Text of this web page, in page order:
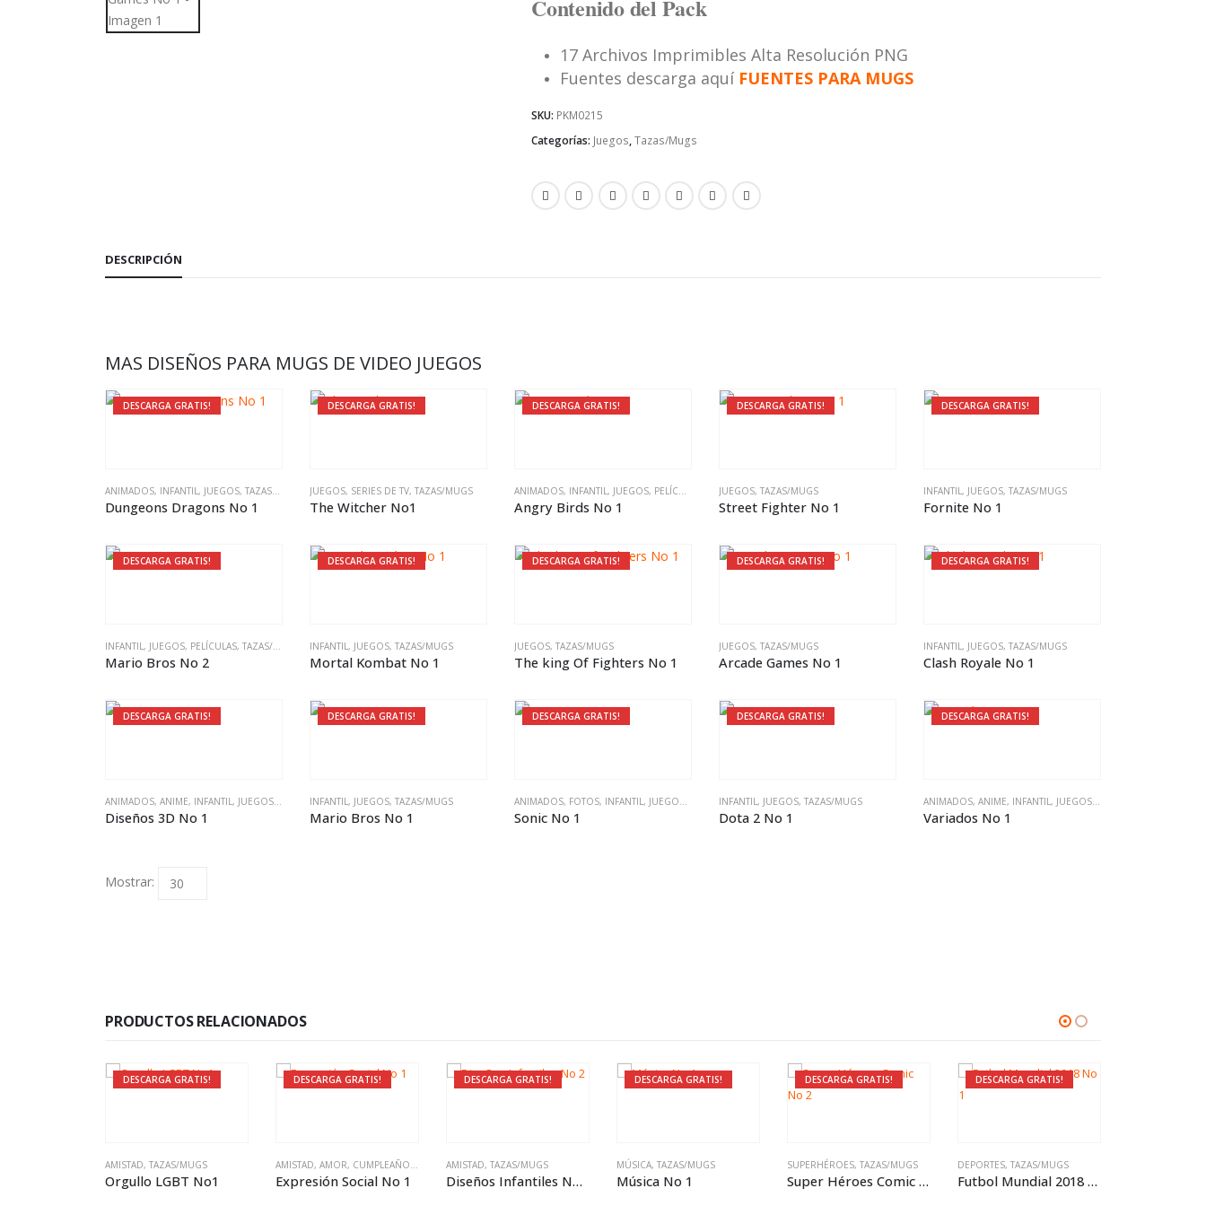
Contenido del Pack
17 Archivos Imprimibles Alta Resolución PNG
Fuentes descarga aquí FUENTES PARA MUGS
SKU: PKM0215
Categorías: Juegos,Tazas/Mugs
DESCRIPCIÓN
MAS DISEÑOS PARA MUGS DE VIDEO JUEGOS
DESCARGA GRATIS!
ANIMADOS, INFANTIL, JUEGOS, TAZAS/MUGS VARIADO
Dungeons Dragons No 1
DESCARGA GRATIS!
JUEGOS, SERIES DE TV, TAZAS/MUGS
The Witcher No1
DESCARGA GRATIS!
ANIMADOS, INFANTIL, JUEGOS, PELÍCULAS TAZAS/MUGS
Angry Birds No 1
DESCARGA GRATIS!
JUEGOS, TAZAS/MUGS
Street Fighter No 1
DESCARGA GRATIS!
INFANTIL, JUEGOS, TAZAS/MUGS
Fornite No 1
DESCARGA GRATIS!
INFANTIL, JUEGOS, PELÍCULAS, TAZAS/MUGS
Mario Bros No 2
DESCARGA GRATIS!
INFANTIL, JUEGOS, TAZAS/MUGS
Mortal Kombat No 1
DESCARGA GRATIS!
JUEGOS, TAZAS/MUGS
The king Of Fighters No 1
DESCARGA GRATIS!
JUEGOS, TAZAS/MUGS
Arcade Games No 1
DESCARGA GRATIS!
INFANTIL, JUEGOS, TAZAS/MUGS
Clash Royale No 1
DESCARGA GRATIS!
ANIMADOS, ANIME, INFANTIL, JUEGOS,PELÍCULAS,SERIES DE TV, TAZAS/MUGS
Diseños 3D No 1
DESCARGA GRATIS!
INFANTIL, JUEGOS, TAZAS/MUGS
Mario Bros No 1
DESCARGA GRATIS!
ANIMADOS, FOTOS, INFANTIL, JUEGOS , TAZAS/MUGS
Sonic No 1
DESCARGA GRATIS!
INFANTIL, JUEGOS, TAZAS/MUGS
Dota 2 No 1
DESCARGA GRATIS!
ANIMADOS, ANIME, INFANTIL, JUEGOS,PELÍCULAS
Variados No 1
Mostrar:
PRODUCTOS RELACIONADOS
DESCARGA GRATIS!
AMISTAD, TAZAS/MUGS
Orgullo LGBT No1
DESCARGA GRATIS!
AMISTAD, AMOR, CUMPLEAÑOS , TAZAS/MUGS
Expresión Social No 1
DESCARGA GRATIS!
AMISTAD, TAZAS/MUGS
Diseños Infantiles No 2
DESCARGA GRATIS!
MÚSICA, TAZAS/MUGS
Música No 1
DESCARGA GRATIS!
SUPERHÉROES, TAZAS/MUGS
Super Héroes Comic No 2
DESCARGA GRATIS!
DEPORTES, TAZAS/MUGS
Futbol Mundial 2018 No 1